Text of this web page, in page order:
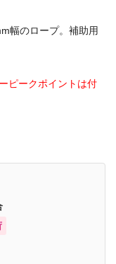
幅のロープ。補助用
ピークポイントは付